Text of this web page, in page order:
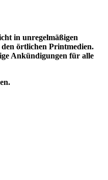
in unregelmäßigen
örtlichen Printmedien.
Ankündigungen für alle